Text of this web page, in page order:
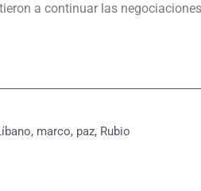
a continuar las
, marco, paz, Rubio